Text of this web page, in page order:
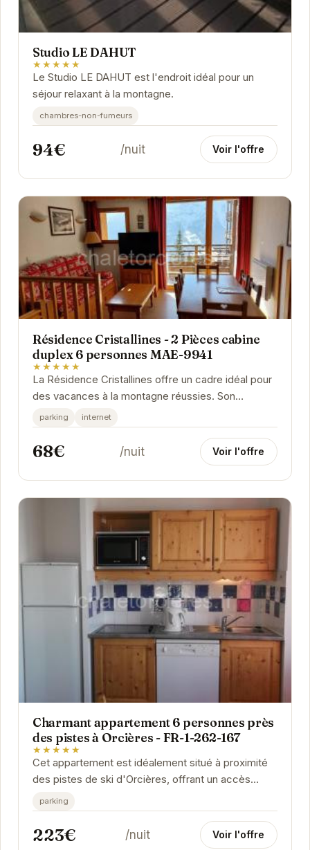
Studio LE DAHUT
★★★★★
Le Studio LE DAHUT est l'endroit idéal pour un
séjour relaxant à la montagne.
chambres-non-fumeurs
94€ /nuit Voir l'offre
Résidence Cristallines - 2 Pièces cabine
duplex 6 personnes MAE-9941
★★★★★
La Résidence Cristallines offre un cadre idéal pour
des vacances à la montagne réussies. Son
appartement 2 pièces cabine duplex pour 6
personnes...
parking internet
68€ /nuit Voir l'offre
Charmant appartement 6 personnes près
des pistes à Orcières - FR-1-262-167
★★★★★
Cet appartement est idéalement situé à proximité
des pistes de ski d'Orcières, offrant un accès
facile aux plaisirs de la glisse. Pouvant...
parking
223€ /nuit Voir l'offre